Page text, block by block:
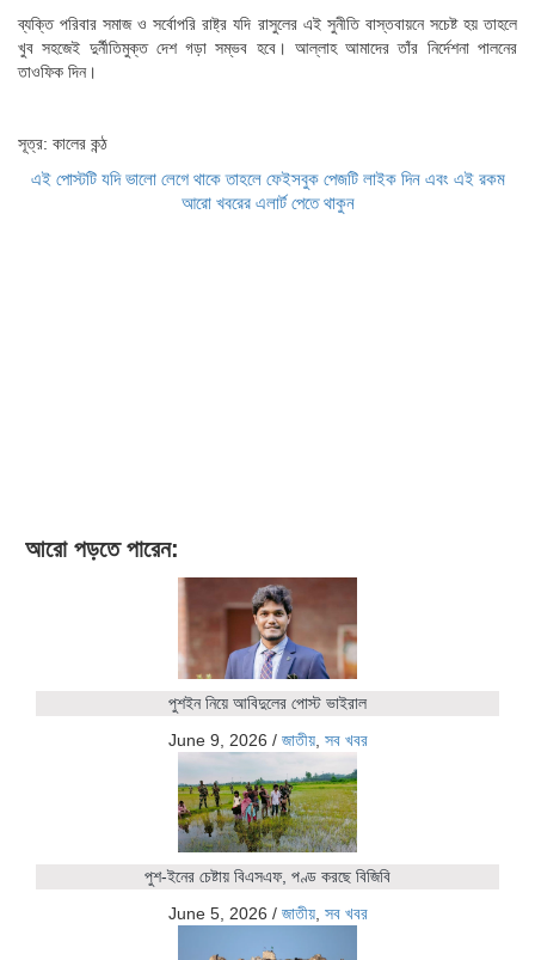
ব্যক্তি পরিবার সমাজ ও সর্বোপরি রাষ্ট্র যদি রাসুলের এই সুনীতি বাস্তবায়নে সচেষ্ট হয় তাহলে
খুব সহজেই দুর্নীতিমুক্ত দেশ গড়া সম্ভব হবে। আল্লাহ আমাদের তাঁর নির্দেশনা পালনের
তাওফিক দিন।
সূত্র: কালের কন্ঠ
এই পোস্টটি যদি ভালো লেগে থাকে তাহলে ফেইসবুক পেজটি লাইক দিন এবং এই রকম
আরো খবরের এলার্ট পেতে থাকুন
আরো পড়তে পারেন:
পুশইন নিয়ে আবিদুলের পোস্ট ভাইরাল
June 9, 2026 / জাতীয়, সব খবর
পুশ-ইনের চেষ্টায় বিএসএফ, পণ্ড করছে বিজিবি
June 5, 2026 / জাতীয়, সব খবর